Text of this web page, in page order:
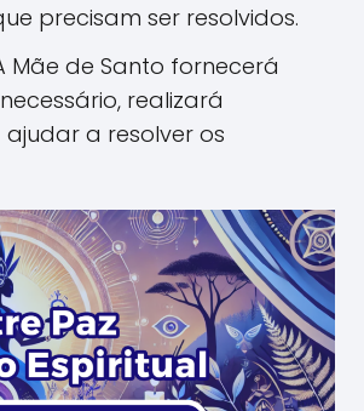
precisam ser resolvidos.
Mãe de Santo fornecerá
realizará
a resolver os